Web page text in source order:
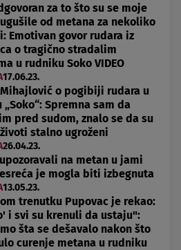
za to što su se moje
od metana za nekoliko
Emotivan govor rudara iz
o tragično stradalim
u rudniku Soko VIDEO
17.06.23.
o pogibiji rudara u
Spremna sam da
pred sudom, znalo se da su
stalno ugroženi
26.04.23.
na metan u jami
je mogla biti izbegnuta
13.05.23.
trenutku Pupovac je rekao:
i svi su krenuli da ustaju":
šta se dešavalo nakon što
curenje metana u rudniku